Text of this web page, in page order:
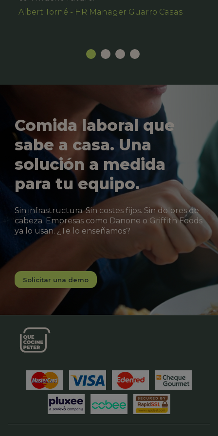
Albert Torné - HR Manager Guarro Casas
Comida laboral que
sabe a casa. Una
solución a medida
para tu equipo.
Sin infrastructura. Sin costes fijos. Sin dolores de
cabeza. Empresas como Danone o Griffith Foods
ya lo usan. ¿Te lo enseñamos?
Solicitar una demo